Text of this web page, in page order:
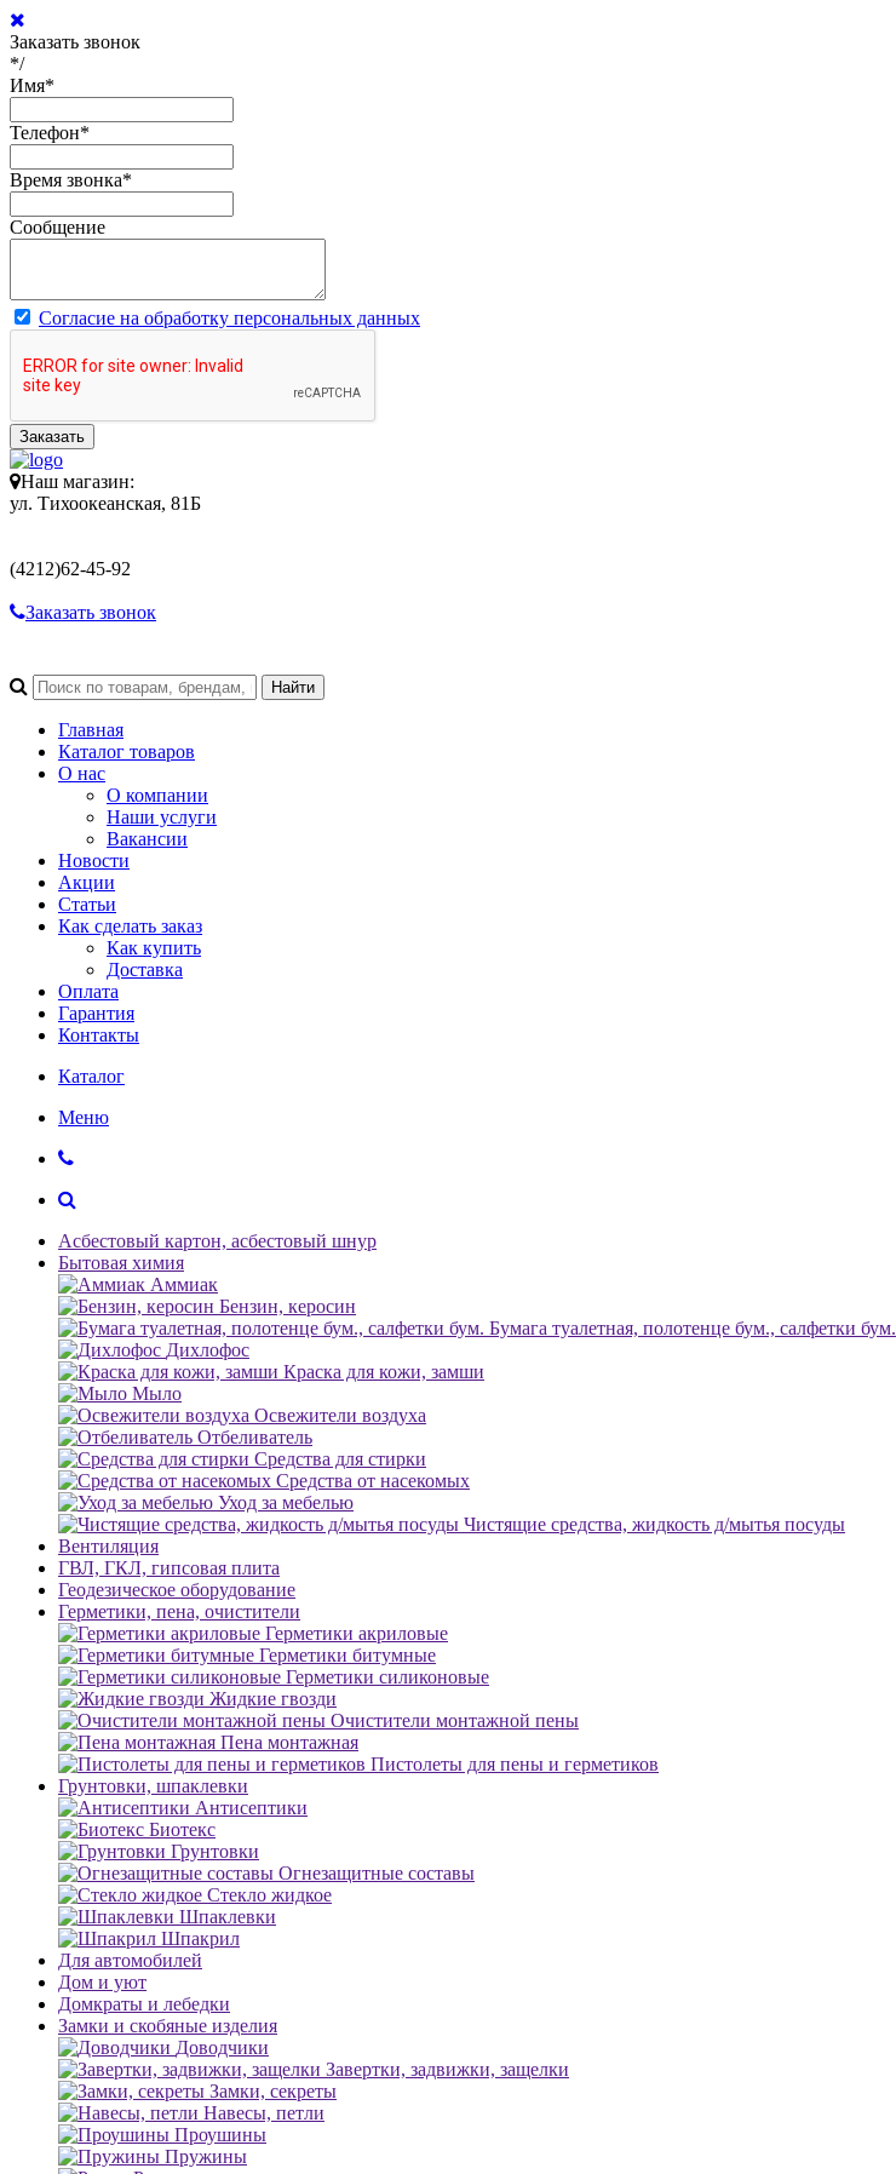
Заказать звонок
*/
Имя*
Телефон*
Время звонка*
Сообщение
Согласие на обработку персональных данных
Заказать
Наш магазин:
ул. Тихоокеанская, 81Б
(4212)62-45-92
Заказать звонок
Главная
Каталог товаров
О нас
О компании
Наши услуги
Вакансии
Новости
Акции
Статьи
Как сделать заказ
Как купить
Доставка
Оплата
Гарантия
Контакты
Каталог
Меню
Асбестовый картон, асбестовый шнур
Бытовая химия
Аммиак
Бензин, керосин
Бумага туалетная, полотенце бум., салфетки бум.
Дихлофос
Краска для кожи, замши
Мыло
Освежители воздуха
Отбеливатель
Средства для стирки
Средства от насекомых
Уход за мебелью
Чистящие средства, жидкость д/мытья посуды
Вентиляция
ГВЛ, ГКЛ, гипсовая плита
Геодезическое оборудование
Герметики, пена, очистители
Герметики акриловые
Герметики битумные
Герметики силиконовые
Жидкие гвозди
Очистители монтажной пены
Пена монтажная
Пистолеты для пены и герметиков
Грунтовки, шпаклевки
Антисептики
Биотекс
Грунтовки
Огнезащитные составы
Стекло жидкое
Шпаклевки
Шпакрил
Для автомобилей
Дом и уют
Домкраты и лебедки
Замки и скобяные изделия
Доводчики
Завертки, задвижки, защелки
Замки, секреты
Навесы, петли
Проушины
Пружины